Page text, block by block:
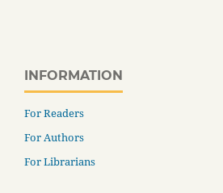
INFORMATION
For Readers
For Authors
For Librarians